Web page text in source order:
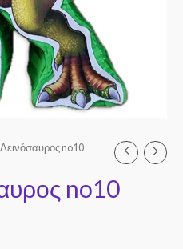
Δεινόσαυρος no10
no10